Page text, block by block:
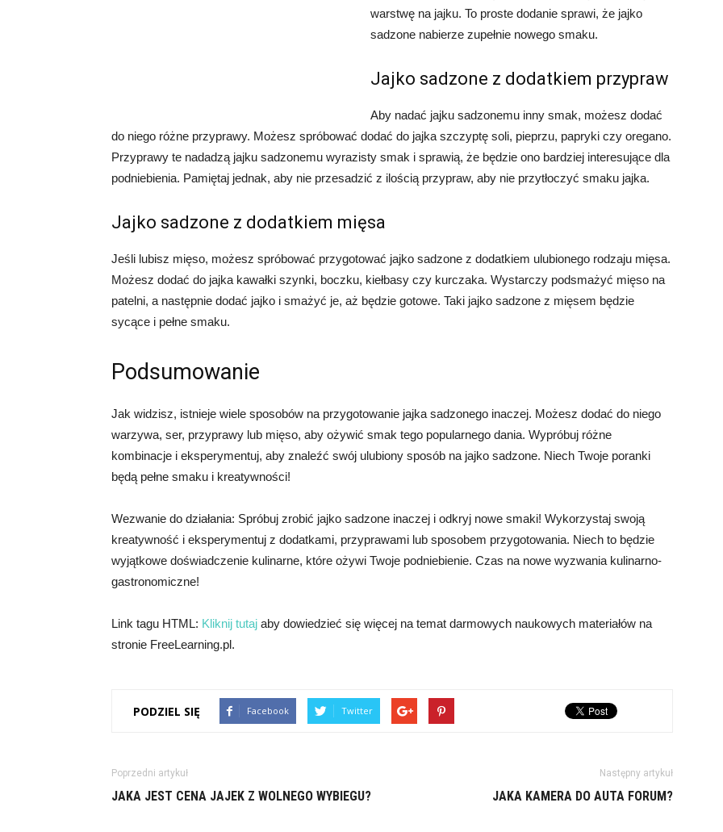
warstwę na jajku. To proste dodanie sprawi, że jajko
sadzone nabierze zupełnie nowego smaku.
Jajko sadzone z dodatkiem przypraw
Aby nadać jajku sadzonemu inny smak, możesz dodać
do niego różne przyprawy. Możesz spróbować dodać do jajka szczyptę soli, pieprzu, papryki czy oregano.
Przyprawy te nadadzą jajku sadzonemu wyrazisty smak i sprawią, że będzie ono bardziej interesujące dla
podniebienia. Pamiętaj jednak, aby nie przesadzić z ilością przypraw, aby nie przytłoczyć smaku jajka.
Jajko sadzone z dodatkiem mięsa
Jeśli lubisz mięso, możesz spróbować przygotować jajko sadzone z dodatkiem ulubionego rodzaju mięsa.
Możesz dodać do jajka kawałki szynki, boczku, kiełbasy czy kurczaka. Wystarczy podsmażyć mięso na
patelni, a następnie dodać jajko i smażyć je, aż będzie gotowe. Taki jajko sadzone z mięsem będzie
sycące i pełne smaku.
Podsumowanie
Jak widzisz, istnieje wiele sposobów na przygotowanie jajka sadzonego inaczej. Możesz dodać do niego
warzywa, ser, przyprawy lub mięso, aby ożywić smak tego popularnego dania. Wypróbuj różne
kombinacje i eksperymentuj, aby znaleźć swój ulubiony sposób na jajko sadzone. Niech Twoje poranki
będą pełne smaku i kreatywności!
Wezwanie do działania: Spróbuj zrobić jajko sadzone inaczej i odkryj nowe smaki! Wykorzystaj swoją
kreatywność i eksperymentuj z dodatkami, przyprawami lub sposobem przygotowania. Niech to będzie
wyjątkowe doświadczenie kulinarne, które ożywi Twoje podniebienie. Czas na nowe wyzwania kulinarno-
gastronomiczne!
Link tagu HTML: Kliknij tutaj aby dowiedzieć się więcej na temat darmowych naukowych materiałów na
stronie FreeLearning.pl.
PODZIEL SIĘ Facebook Twitter
Poprzedni artykuł
JAKA JEST CENA JAJEK Z WOLNEGO WYBIEGU?
Następny artykuł
JAKA KAMERA DO AUTA FORUM?